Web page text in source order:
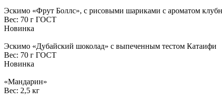
Эскимо «Фрут Боллс», с рисовыми шариками с ароматом
Вес: 70 г ГОСТ
Новинка
Эскимо «Дубайский шоколад» с выпеченным тестом Катаифи
Вес: 70 г ГОСТ
Новинка
«Мандарин»
Вес: 2,5 кг